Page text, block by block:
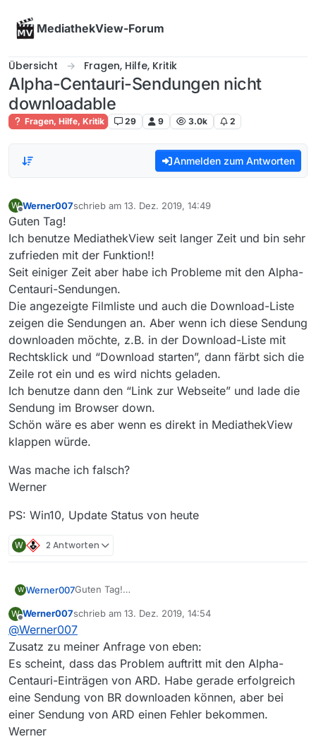
MediathekView-Forum
Übersicht Fragen, Hilfe, Kritik
Alpha-Centauri-Sendungen nicht
downloadable
Fragen, Hilfe, Kritik 29 9 3.0k 2
Anmelden zum Antworten
W
Offline
Werner007schrieb am 13. Dez. 2019, 14:49
zuletzt editiert von
Guten Tag!
Ich benutze MediathekView seit langer Zeit und bin sehr
zufrieden mit der Funktion!!
Seit einiger Zeit aber habe ich Probleme mit den Alpha-
Centauri-Sendungen.
Die angezeigte Filmliste und auch die Download-Liste
zeigen die Sendungen an. Aber wenn ich diese Sendung
downloaden möchte, z.B. in der Download-Liste mit
Rechtsklick und “Download starten”, dann färbt sich die
Zeile rot ein und es wird nichts geladen.
Ich benutze dann den “Link zur Webseite” und lade die
Sendung im Browser down.
Schön wäre es aber wenn es direkt in MediathekView
klappen würde.
Was mache ich falsch?
Werner
PS: Win10, Update Status von heute
W 2 Antworten
W Werner007Guten Tag!
sehr zufrieden mit der Funktion!!
Seit einiger Zeit aber habe ich Probleme mit den
Alpha-Centauri-Sendungen.
Die angezeigte Filmliste und auch die Download-
Liste zeigen die Sendungen an. Aber wenn ich
diese Sendung downloaden möchte, z.B. in der
Download-Liste mit Rechtsklick und “Download
starten”, dann färbt sich die Zeile rot ein und es
wird nichts geladen.
Was mache ich falsch?
Werner
PS: Win10, Update Status von heute
W
Offline
Werner007schrieb am 13. Dez. 2019, 14:54
zuletzt editiert von
@Werner007
Zusatz zu meiner Anfrage von eben:
Es scheint, dass das Problem auftritt mit den Alpha-
Centauri-Einträgen von ARD. Habe gerade erfolgreich
eine Sendung von BR downloaden können, aber bei
einer Sendung von ARD einen Fehler bekommen.
Werner